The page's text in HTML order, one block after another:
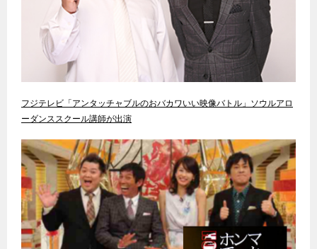
フジテレビ「アンタッチャブルのおバカワいい映像バトル」ソウルアロ
ーダンススクール講師が出演